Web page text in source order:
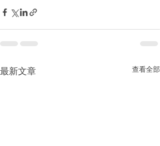
最新文章 查看全部